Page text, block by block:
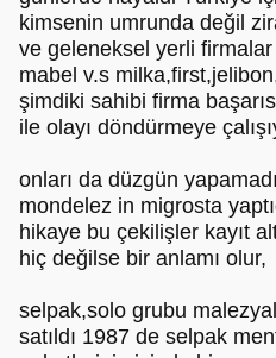
kimsenin umrunda değil
ve geleneksel yerli
mabel v.s
şimdiki sahibi firma
ile olayı döndürmeye
onları da düzgün
mondelez in migrosta
hikaye bu çekilişler kayıt
hiç değilse bir anlamı olur,
selpak,solo grubu
satıldı 1987 de selpak